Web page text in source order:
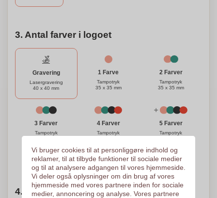
hovedtelefon.
3. Antal farver i logoet
Gravering
Lasergravering
40 x 40 mm
1 Farve
Tampotryk
35 x 35 mm
2 Farver
Tampotryk
35 x 35 mm
3 Farver
Tampotryk
4 Farver
Tampotryk
5 Farver
Tampotryk
Brug for hjælp? Hjælp mig med at vælge
4. Vælg mængden
Vi bruger cookies til at personliggøre indhold og
reklamer, til at tilbyde funktioner til sociale medier
og til at analysere adgangen til vores hjemmeside.
Vi deler også oplysninger om din brug af vores
hjemmeside med vores partnere inden for sociale
medier, annoncering og analyse. Vores partnere